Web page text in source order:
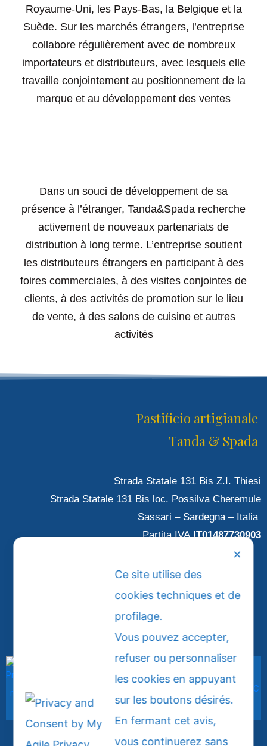
Royaume-Uni, les Pays-Bas, la Belgique et la
Suède. Sur les marchés étrangers, l’entreprise
collabore régulièrement avec de nombreux
importateurs et distributeurs, avec lesquels elle
travaille conjointement au positionnement de la
marque et au développement des ventes
Dans un souci de développement de sa
présence à l’étranger, Tanda&Spada recherche
activement de nouveaux partenariats de
distribution à long terme. L’entreprise soutient
les distributeurs étrangers en participant à des
foires commerciales, à des visites conjointes de
clients, à des activités de promotion sur le lieu
de vente, à des salons de cuisine et autres
activités
Pastificio artigianale
Tanda & Spada
Strada Statale 131 Bis Z.I. Thiesi
Strada Statale 131 Bis loc. Possilva Cheremule
Sassari – Sardegna – Italia
Partita IVAIT01487730903
SEDE THIESI: +39 079 886 805
SEDE CHEREMULE: +39 079 676 6008
EMAIL: info@tandaespada.it
✕
Ce site utilise des
cookies techniques et de
profilage.
Vous pouvez accepter,
refuser ou personnaliser
les cookies en appuyant
sur les boutons désirés.
En fermant cet avis,
vous continuerez sans